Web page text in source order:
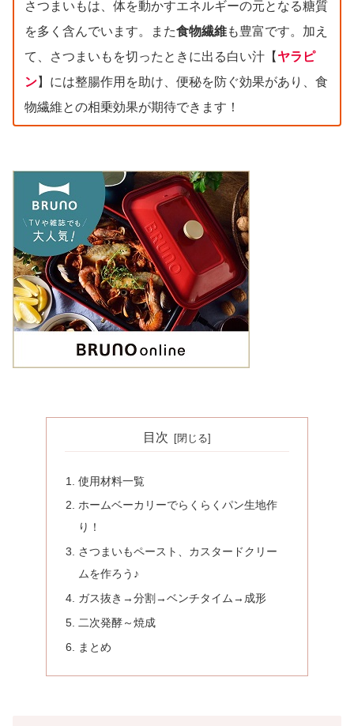
さつまいもは、体を動かすエネルギーの元となる糖質
を多く含んでいます。また食物繊維も豊富です。加え
て、さつまいもを切ったときに出る白い汁【 ヤラピ
ン】には整腸作用を助け、便秘を防ぐ効果があり、食
物繊維との相乗効果が期待できます！
目次
使用材料一覧
ホームベーカリーでらくらくパン生地作
り！
さつまいもペースト、カスタードクリー
ムを作ろう♪
ガス抜き→分割→ベンチタイム→成形
二次発酵～焼成
まとめ